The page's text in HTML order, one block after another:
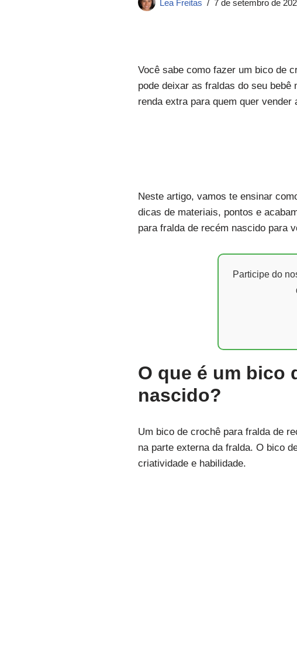
Lea Freitas 7 de setembro de
Você sabe como fazer um bico de
pode deixar as fraldas do seu
renda extra para quem quer
Neste artigo, vamos te ensinar
dicas de materiais, pontos e
para fralda de recém nascido para
Participe do
O que é um bico
nascido?
Um bico de crochê para fralda de
na parte externa da fralda. O bico
criatividade e habilidade.